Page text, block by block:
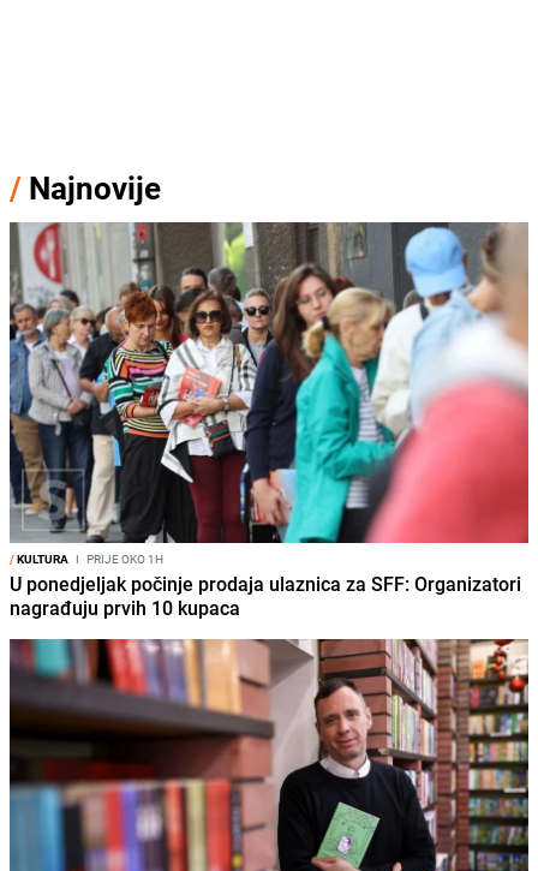
/ Najnovije
/KULTURA I PRIJE OKO 1H
U ponedjeljak počinje prodaja ulaznica za SFF: Organizatori
nagrađuju prvih 10 kupaca